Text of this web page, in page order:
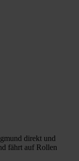
direkt und
fährt auf Rollen